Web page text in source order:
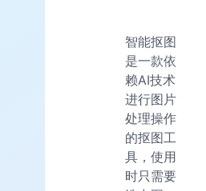
智能抠图
是一款依
赖AI技术
进行图片
处理操作
的抠图工
具，使用
时只需要